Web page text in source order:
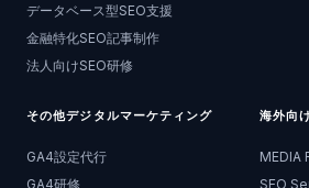
データベース型SEO支援
金融特化SEO記事制作
法人向けSEO研修
その他デジタルマーケティング
GA4設定代行
GA4研修
海外向
MEDIA
SEO